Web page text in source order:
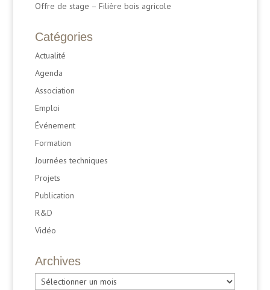
Offre de stage – Filière bois agricole
Catégories
Actualité
Agenda
Association
Emploi
Événement
Formation
Journées techniques
Projets
Publication
R&D
Vidéo
Archives
Archives